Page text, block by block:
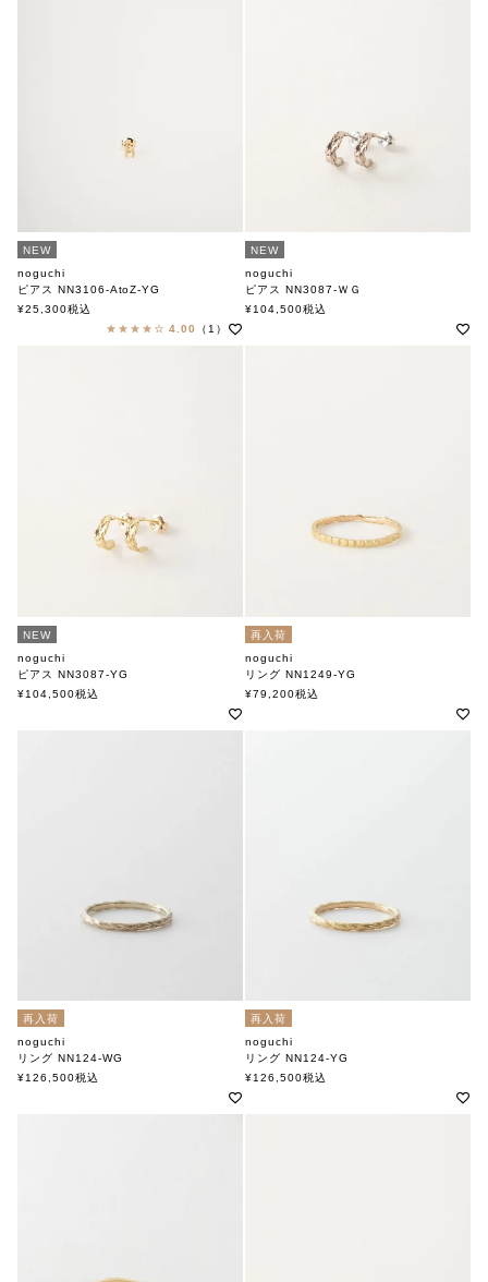
NEW
noguchi
ピアス NN3106-AtoZ-YG
ノグチ
¥25,300税込
4.00
（1）
NEW
noguchi
ピアス NN3087-ＷＧ
ノグチ
¥104,500税込
NEW
noguchi
ピアス NN3087-YG
ノグチ
¥104,500税込
再入荷
noguchi
リング NN1249-YG
ノグチ
¥79,200税込
再入荷
noguchi
リング NN124-WG
ノグチ
¥126,500税込
再入荷
noguchi
リング NN124-YG
ノグチ
¥126,500税込